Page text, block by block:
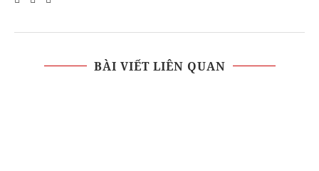
BÀI VIẾT LIÊN QUAN